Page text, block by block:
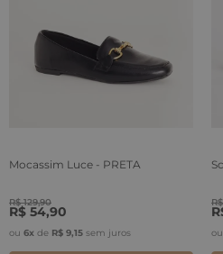
Mocassim Luce - PRETA
R$ 129,90
R$ 54,90
ou 6x de R$ 9,15 sem juros
R$
ou